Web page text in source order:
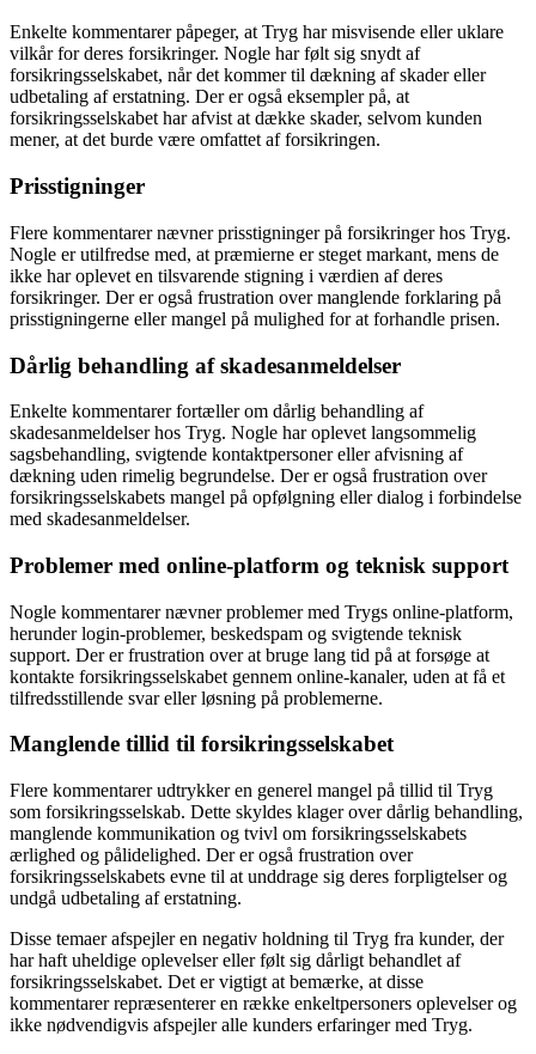
Enkelte kommentarer påpeger, at Tryg har misvisende eller uklare
vilkår for deres forsikringer. Nogle har følt sig snydt af
forsikringsselskabet, når det kommer til dækning af skader eller
udbetaling af erstatning. Der er også eksempler på, at
forsikringsselskabet har afvist at dække skader, selvom kunden
mener, at det burde være omfattet af forsikringen.
Prisstigninger
Flere kommentarer nævner prisstigninger på forsikringer hos Tryg.
Nogle er utilfredse med, at præmierne er steget markant, mens de
ikke har oplevet en tilsvarende stigning i værdien af deres
forsikringer. Der er også frustration over manglende forklaring på
prisstigningerne eller mangel på mulighed for at forhandle prisen.
Dårlig behandling af skadesanmeldelser
Enkelte kommentarer fortæller om dårlig behandling af
skadesanmeldelser hos Tryg. Nogle har oplevet langsommelig
sagsbehandling, svigtende kontaktpersoner eller afvisning af
dækning uden rimelig begrundelse. Der er også frustration over
forsikringsselskabets mangel på opfølgning eller dialog i forbindelse
med skadesanmeldelser.
Problemer med online-platform og teknisk support
Nogle kommentarer nævner problemer med Trygs online-platform,
herunder login-problemer, beskedspam og svigtende teknisk
support. Der er frustration over at bruge lang tid på at forsøge at
kontakte forsikringsselskabet gennem online-kanaler, uden at få et
tilfredsstillende svar eller løsning på problemerne.
Manglende tillid til forsikringsselskabet
Flere kommentarer udtrykker en generel mangel på tillid til Tryg
som forsikringsselskab. Dette skyldes klager over dårlig behandling,
manglende kommunikation og tvivl om forsikringsselskabets
ærlighed og pålidelighed. Der er også frustration over
forsikringsselskabets evne til at unddrage sig deres forpligtelser og
undgå udbetaling af erstatning.
Disse temaer afspejler en negativ holdning til Tryg fra kunder, der
har haft uheldige oplevelser eller følt sig dårligt behandlet af
forsikringsselskabet. Det er vigtigt at bemærke, at disse
kommentarer repræsenterer en række enkeltpersoners oplevelser og
ikke nødvendigvis afspejler alle kunders erfaringer med Tryg.